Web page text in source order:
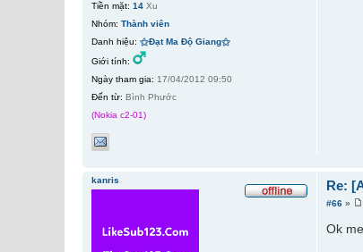
Tiền mặt: 14 Xu
Nhóm: Thành viên
Danh hiệu: ⚝Đạt Ma Độ Giang⚝
Giới tính:
Ngày tham gia: 17/04/2012 09:50
Đến từ: Bình Phước
(Nokia c2-01)
Re:
#66 »
Ok
kanris